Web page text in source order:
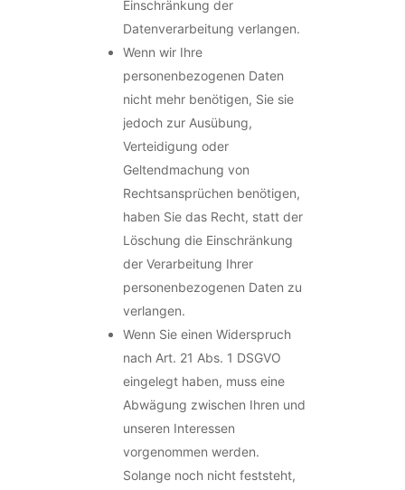
Einschränkung der
Datenverarbeitung verlangen.
Wenn wir Ihre
personenbezogenen Daten
nicht mehr benötigen, Sie sie
jedoch zur Ausübung,
Verteidigung oder
Geltendmachung von
Rechtsansprüchen benötigen,
haben Sie das Recht, statt der
Löschung die Einschränkung
der Verarbeitung Ihrer
personenbezogenen Daten zu
verlangen.
Wenn Sie einen Widerspruch
nach Art. 21 Abs. 1 DSGVO
eingelegt haben, muss eine
Abwägung zwischen Ihren und
unseren Interessen
vorgenommen werden.
Solange noch nicht feststeht,